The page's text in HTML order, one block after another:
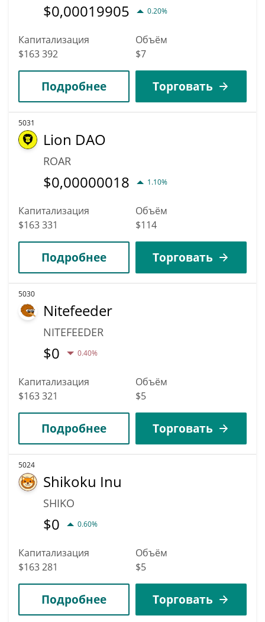
$0,00019905 0.20%
Капитализация
$163 392
Объём
$7
Подробнее Торговать
5031
Lion DAO
ROAR
$0,00000018 1.10%
Капитализация
$163 331
Объём
$114
Подробнее Торговать
5030
Nitefeeder
NITEFEEDER
$0 0.40%
Капитализация
$163 321
Объём
$5
Подробнее Торговать
5024
Shikoku Inu
SHIKO
$0 0.60%
Капитализация
$163 281
Объём
$5
Подробнее Торговать